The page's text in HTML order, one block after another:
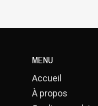
MENU
Accueil
À propos